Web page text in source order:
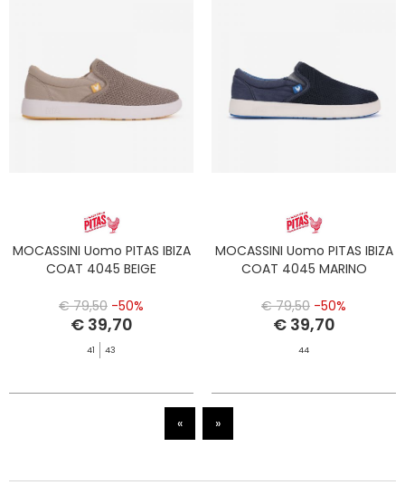
MOCASSINI Uomo PITAS IBIZA
COAT 4045 BEIGE
€ 79,50 -50%
€ 39,70
41 43
MOCASSINI Uomo PITAS IBIZA
COAT 4045 MARINO
€ 79,50 -50%
€ 39,70
44
« »